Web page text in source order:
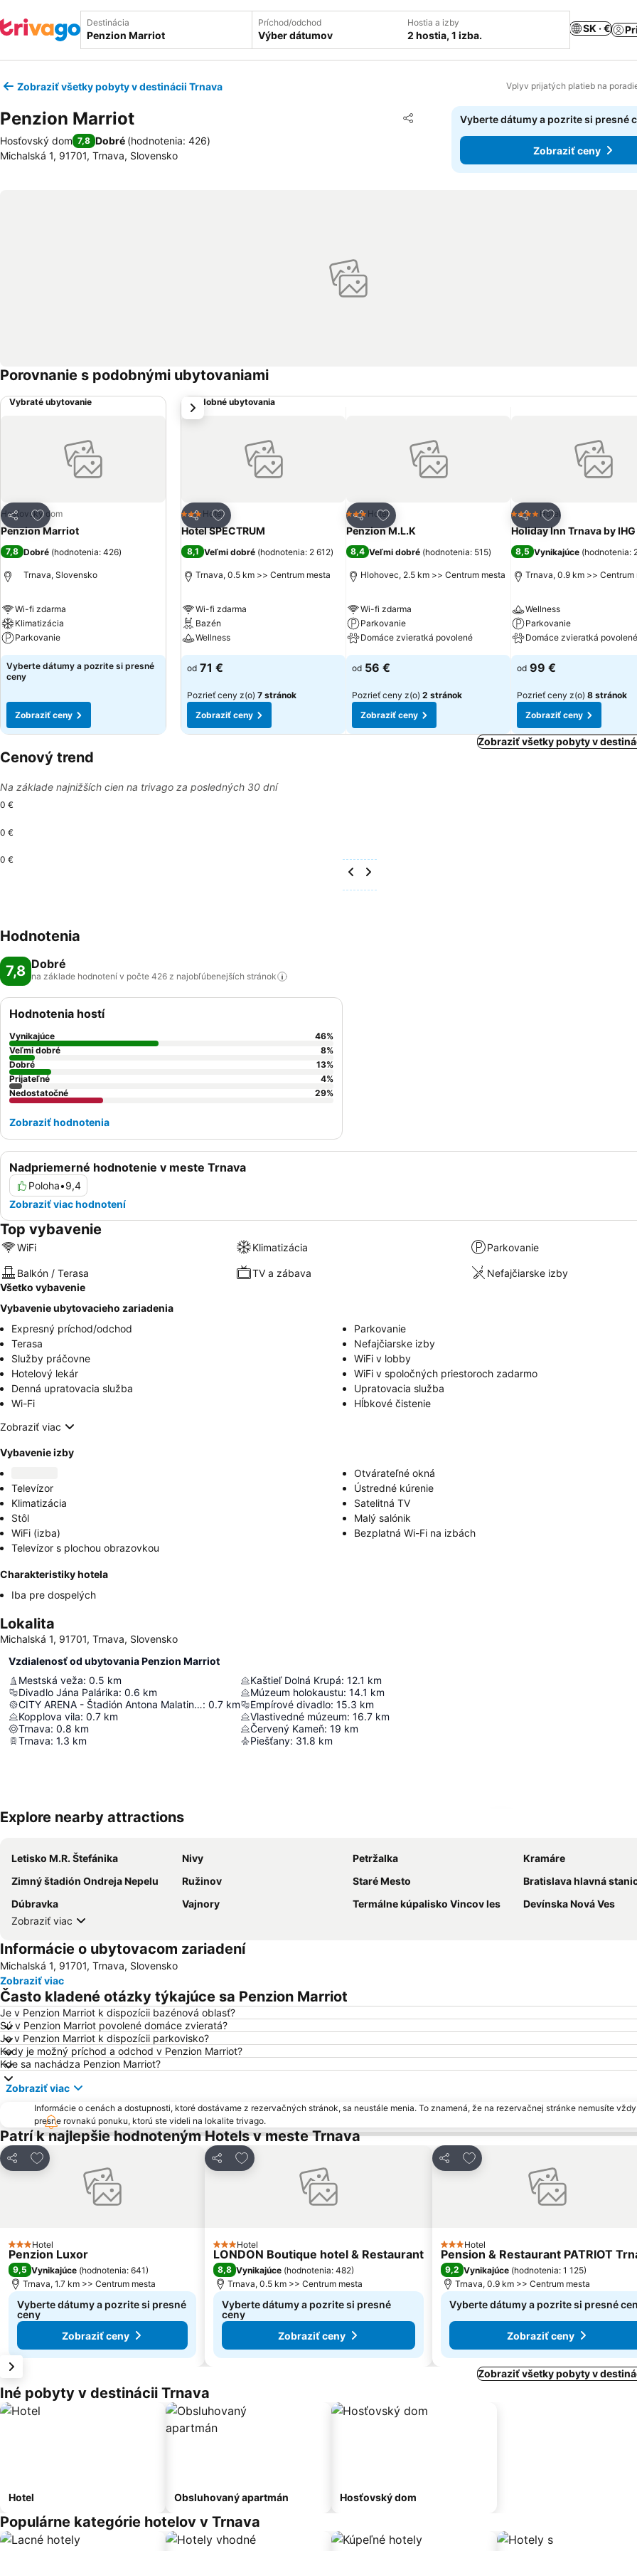
Destinácia Príchod/odchod
Výber dátumov
Hostia a izby
2 hostia, 1 izba.
SK · €
Zobraziť všetky pobyty v destinácii Trnava Vplyv prijatých platieb na
Penzion Marriot Zdieľať
Pridať do obľúbených
Hosťovský dom 7,8 Dobré (hodnotenia: 426)
Michalská 1, 91701, Trnava, Slovensko
Vyberte dátumy a pozrite si presné
Zobraziť ceny
Porovnanie s podobnými ubytovaniami
Vybraté ubytovanie
Zdieľať
Pridať do obľúbených
Hosťovský dom
Penzion Marriot
7,8 Dobré (hodnotenia: 426)
Trnava, Slovensko
Wi-fi zdarma
Klimatizácia
Parkovanie
Vyberte dátumy a pozrite si presné
ceny
Zobraziť ceny
Podobné ubytovania
Zdieľať
Pridať do obľúbených
3 Počet hviezdičiek
Hotel
Hotel SPECTRUM
8,1 Veľmi dobré (hodnotenia: 2 612)
Trnava, 0.5 km >> Centrum mesta
Wi-fi zdarma
Bazén
Wellness
od 71 €
Pozrieť ceny z(o) 7 stránok
Zobraziť ceny
Zdieľať
Pridať do obľúbených
3 Počet hviezdičiek
Hotel
Penzion M.L.K
8,4 Veľmi dobré (hodnotenia: 515)
Hlohovec, 2.5 km >> Centrum mesta
Wi-fi zdarma
Parkovanie
Domáce zvieratká povolené
od 56 €
Pozrieť ceny z(o) 2 stránok
Zobraziť ceny
Zdieľať
Pridať do
4 Počet hviezdičiek
Hotel
Holiday Inn Trnava by IHG
8,5 Vynikajúce (hodnotenia:
Trnava, 0.9 km >> Centrum
Wellness
Parkovanie
Domáce zvieratká povolené
od 99 €
Pozrieť ceny z(o) 8 stránok
Zobraziť ceny
next
Zobraziť všetky pobyty v
Cenový trend
Na základe najnižších cien na trivago za posledných 30 dní
0 €
0 €
0 €
Hodnotenia
7,8 Dobré
na základe hodnotení v počte 426 z najobľúbenejších stránok
Nadpriemerné hodnotenie v meste Trnava
Poloha•9,4
Zobraziť viac hodnotení
Hodnotenia hostí
Vynikajúce 46%
Veľmi dobré
8%
Dobré
13%
Prijateľné
4%
Nedostatočné
29%
Zobraziť hodnotenia
Top vybavenie
WiFi Klimatizácia Parkovanie
Balkón / Terasa TV a zábava
Nefajčiarske izby
Všetko vybavenie
Vybavenie ubytovacieho zariadenia
Expresný príchod/odchod
Parkovanie
Terasa
Nefajčiarske izby
Služby práčovne
WiFi v lobby
Hotelový lekár
WiFi v spoločných priestoroch zadarmo
Denná upratovacia služba
Upratovacia služba
Wi-Fi
Hĺbkové čistenie
Zobraziť viac
Vybavenie izby
Otvárateľné okná
Televízor
Ústredné kúrenie
Klimatizácia
Satelitná TV
Stôl
Malý salónik
WiFi (izba)
Bezplatná Wi-Fi na izbách
Televízor s plochou obrazovkou
Charakteristiky hotela
Iba pre dospelých
Lokalita
Michalská 1, 91701, Trnava, Slovensko
Vzdialenosť od ubytovania Penzion Marriot
Mestská veža: 0.5 km
Divadlo Jána Palárika: 0.6 km
CITY ARENA - Štadión Antona Malatinského: 0.7 km
Kopplova vila: 0.7 km
Trnava: 0.8 km
Trnava: 1.3 km
Kaštieľ Dolná Krupá: 12.1 km
Múzeum holokaustu: 14.1 km
Empírové divadlo: 15.3 km
Vlastivedné múzeum: 16.7 km
Červený Kameň: 19 km
Piešťany: 31.8 km
Explore nearby attractions
Letisko M.R. Štefánika Nivy Petržalka
Kramáre
Zimný štadión Ondreja Nepelu
Ružinov Staré Mesto
Bratislava hlavná
Dúbravka
Vajnory Termálne kúpalisko Vincov les
Devínska Nová Ves
Zobraziť viac
Informácie o ubytovacom zariadení
Michalská 1, 91701, Trnava, Slovensko
Zobraziť viac
Často kladené otázky týkajúce sa Penzion Marriot
Je v Penzion Marriot k dispozícii bazénová oblasť?
Sú v Penzion Marriot povolené domáce zvieratá?
Je v Penzion Marriot k dispozícii parkovisko?
Kedy je možný príchod a odchod v Penzion Marriot?
Kde sa nachádza Penzion Marriot?
Zobraziť viac
Informácie o cenách a dostupnosti, ktoré dostávame z rezervačných stránok, sa neustále menia. To znamená, že na rezervačnej stránke nemusíte
presne rovnakú ponuku, ktorú ste videli na lokalite trivago.
Patrí k najlepšie hodnoteným Hotels v meste Trnava
Zdieľať
Pridať do obľúbených
3 Počet hviezdičiek
Hotel
Penzion Luxor
9,5 Vynikajúce (hodnotenia: 641)
Trnava, 1.7 km >> Centrum mesta
Vyberte dátumy a pozrite si presné
ceny
Zobraziť ceny
Zdieľať
Pridať do obľúbených
3 Počet hviezdičiek
Hotel
LONDON Boutique hotel & Restaurant
8,8 Vynikajúce (hodnotenia: 482)
Trnava, 0.5 km >> Centrum mesta
Vyberte dátumy a pozrite si presné
ceny
Zobraziť ceny
Zdieľať
Pridať do obľúbených
3 Počet hviezdičiek
Hotel
Pension & Restaurant PATRIOT
9,2 Vynikajúce (hodnotenia: 1 125)
Trnava, 0.9 km >> Centrum mesta
Vyberte dátumy a pozrite si presné
Zobraziť ceny
Zobraziť všetky pobyty v
Iné pobyty v destinácii Trnava
Hotel Obsluhovaný apartmán Hosťovský dom
Populárne kategórie hotelov v Trnava